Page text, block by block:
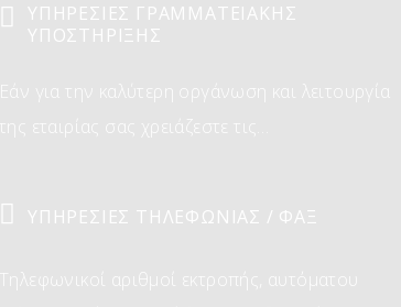
ΥΠΗΡΕΣΙΕΣ ΓΡΑΜΜΑΤΕΙΑΚΗΣ
ΥΠΟΣΤΗΡΙΞΗΣ
Εάν για την καλύτερη οργάνωση και λειτουργία
της εταιρίας σας χρειάζεστε τις…
ΥΠΗΡΕΣΙΕΣ ΤΗΛΕΦΩΝΙΑΣ / ΦΑΞ
Τηλεφωνικοί αριθμοί εκτροπής, αυτόματου